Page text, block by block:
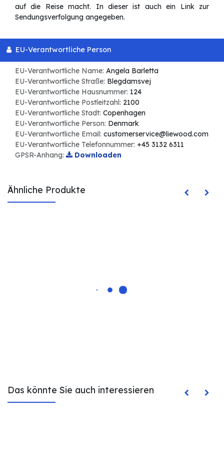
auf die Reise macht. In dieser ist auch ein Link zur
Sendungsverfolgung angegeben.
EU-Verantwortliche Person
EU-Verantwortliche Name: Angela Barletta
EU-Verantwortliche Straße: Blegdamsvej
EU-Verantwortliche Hausnummer: 124
EU-Verantwortliche Postleitzahl: 2100
EU-Verantwortliche Stadt: Copenhagen
EU-Verantwortliche Person: Denmark
EU-Verantwortliche Email: customerservice@liewood.com
EU-Verantwortliche Telefonnummer: +45 3132 6311
GPSR-Anhang:
Downloaden
Ähnliche Produkte
Das könnte Sie auch interessieren